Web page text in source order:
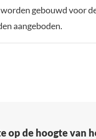
gebouwd voor
aangeboden.
op de hoogte van